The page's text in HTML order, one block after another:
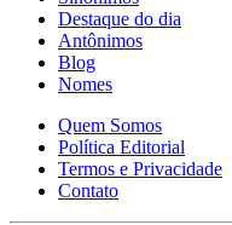
Destaque do dia
Antônimos
Blog
Nomes
Quem Somos
Política Editorial
Termos e Privacidade
Contato